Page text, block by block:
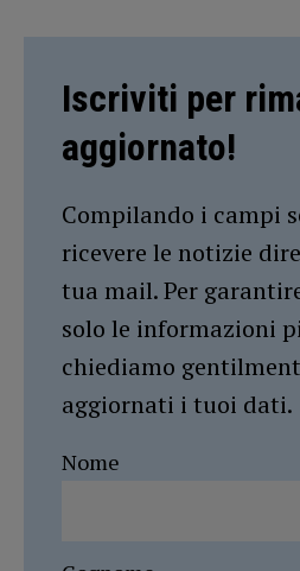
Iscriviti per
aggiornato!
Compilando i campi
ricevere le notizie
tua mail. Per
solo le informazioni
chiediamo
aggiornati i tuoi dati.
Nome